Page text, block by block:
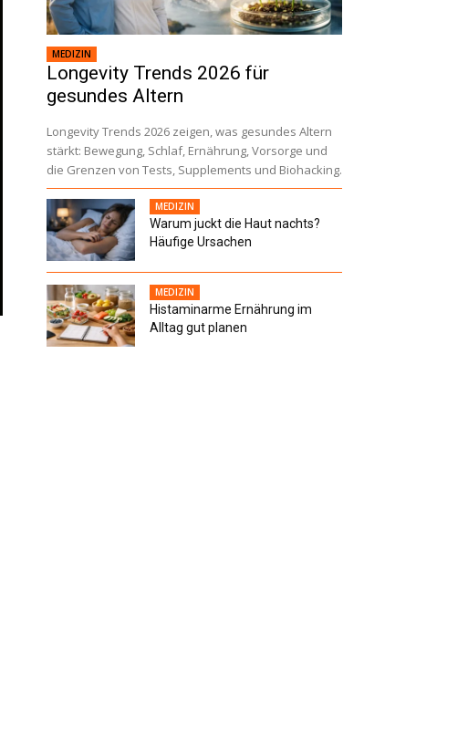
MEDIZIN
Longevity Trends 2026 für
gesundes Altern
Longevity Trends 2026 zeigen, was gesundes Altern
stärkt: Bewegung, Schlaf, Ernährung, Vorsorge und
die Grenzen von Tests, Supplements und Biohacking.
MEDIZIN
Warum juckt die Haut nachts?
Häufige Ursachen
MEDIZIN
Histaminarme Ernährung im
Alltag gut planen